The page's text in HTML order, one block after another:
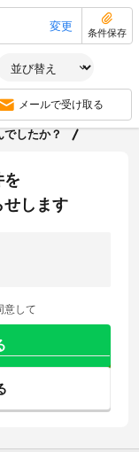
変更
条件保存
メールで受け取る
したか？
を
せします
意して